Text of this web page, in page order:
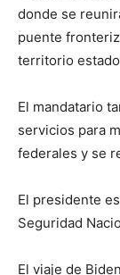
donde se
puente
territorio
El mandatario
servicios para
federales y se
El presidente
Seguridad
El viaje de